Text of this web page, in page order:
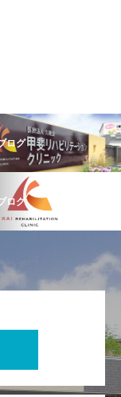
ログ
ログ